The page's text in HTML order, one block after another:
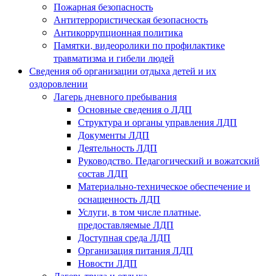
Пожарная безопасность
Антитеррористическая безопасность
Антикоррупционная политика
Памятки, видеоролики по профилактике
травматизма и гибели людей
Сведения об организации отдыха детей и их
оздоровлении
Лагерь дневного пребывания
Основные сведения о ЛДП
Структура и органы управления ЛДП
Документы ЛДП
Деятельность ЛДП
Руководство. Педагогический и вожатский
состав ЛДП
Материально-техническое обеспечение и
оснащенность ЛДП
Услуги, в том числе платные,
предоставляемые ЛДП
Доступная среда ЛДП
Организация питания ЛДП
Новости ЛДП